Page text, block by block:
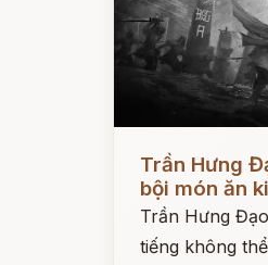
Đọc ngay
Trần Hưng
bội món ăn
Trần Hưng
tiếng không